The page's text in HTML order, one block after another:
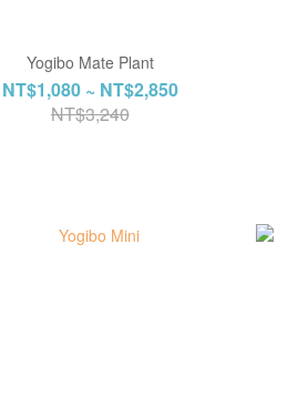
Yogibo Mate Plant
NT$1,080 ~ NT$2,850
NT$3,240